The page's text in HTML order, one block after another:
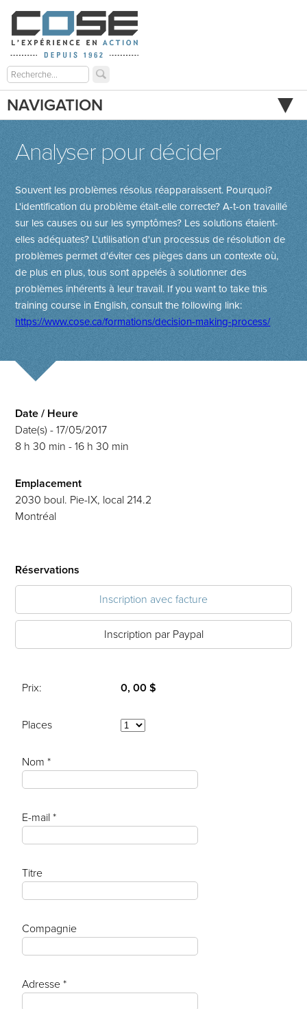
NAVIGATION
Analyser pour décider
Souvent les problèmes résolus réapparaissent. Pourquoi?
L'identification du problème était-elle correcte? A-t-on travaillé
sur les causes ou sur les symptômes? Les solutions étaient-
elles adéquates? L'utilisation d'un processus de résolution de
problèmes permet d'éviter ces pièges dans un contexte où,
de plus en plus, tous sont appelés à solutionner des
problèmes inhérents à leur travail.If you want to take this
training course in English, consult the following link:
https://www.cose.ca/formations/decision-making-process/
Date / Heure
Date(s) - 17/05/2017
8 h 30 min - 16 h 30 min
Emplacement
2030 boul. Pie-IX, local 214.2
Montréal
Réservations
Inscription avec facture
Inscription par Paypal
Prix: 0, 00 $
Places
Nom *
E-mail *
Titre
Compagnie
Adresse *